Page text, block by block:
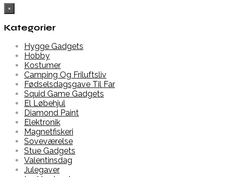
×
Kategorier
Hygge Gadgets
Hobby
Kostumer
Camping Og Friluftsliv
Fødselsdagsgave Til Far
Squid Game Gadgets
El Løbehjul
Diamond Paint
Elektronik
Magnetfiskeri
Soveværelse
Stue Gadgets
Valentinsdag
Julegaver